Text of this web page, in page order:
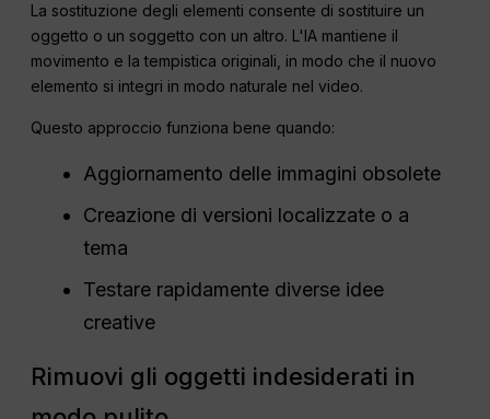
La sostituzione degli elementi consente di sostituire un
oggetto o un soggetto con un altro. L'IA mantiene il
movimento e la tempistica originali, in modo che il nuovo
elemento si integri in modo naturale nel video.
Questo approccio funziona bene quando:
Aggiornamento delle immagini obsolete
Creazione di versioni localizzate o a
tema
Testare rapidamente diverse idee
creative
Rimuovi gli oggetti indesiderati in